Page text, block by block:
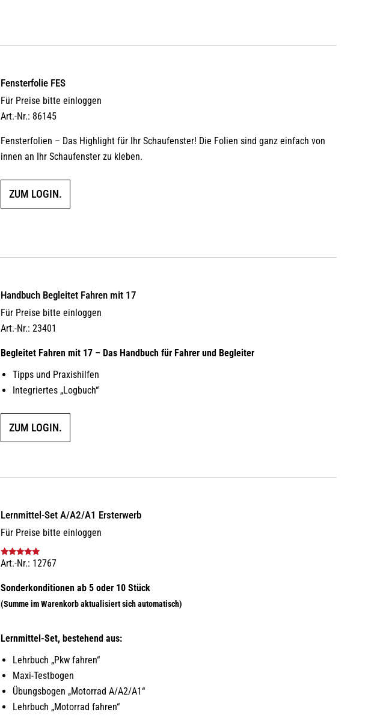
Fensterfolie FES
Für Preise bitte einloggen
Art.-Nr.: 86145
Fensterfolien – Das Highlight für Ihr Schaufenster! Die Folien sind ganz einfach von
innen an Ihr Schaufenster zu kleben.
ZUM LOGIN.
Handbuch Begleitet Fahren mit 17
Für Preise bitte einloggen
Art.-Nr.: 23401
Begleitet Fahren mit 17 – Das Handbuch für Fahrer und Begleiter
Tipps und Praxishilfen
Integriertes „Logbuch“
ZUM LOGIN.
Lernmittel-Set A/A2/A1 Ersterwerb
Für Preise bitte einloggen
Bewertet mit
Art.-Nr.: 12767
Lernmittel-Set, bestehend aus:
Lehrbuch „Pkw fahren“
Maxi-Testbogen
Übungsbogen „Motorrad A/A2/A1“
Lehrbuch „Motorrad fahren“